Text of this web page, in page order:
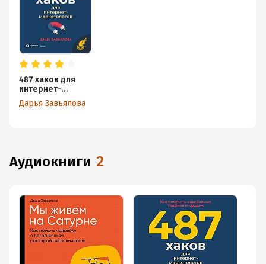
487 хаков для
интернет-
маркетологов:
Как получить
Дарья Завьялова
аудиокниги 2